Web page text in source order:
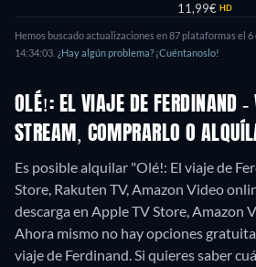
11,99€ HD
Hemos buscado actualizaciones en87plataformas el 6
14:34:03 ¿Hay algún problema? ¡Cuéntanoslo!
OLÉ!: EL VIAJE DE FERDINAND -
STREAM, COMPRARLO O
Es posible alquilar "Olé!: El viaje de
Store, Rakuten TV, Amazon Video
descarga en Apple TV Store, Amazon
Ahora mismo no hay opciones
viaje de Ferdinand. Si quieres saber